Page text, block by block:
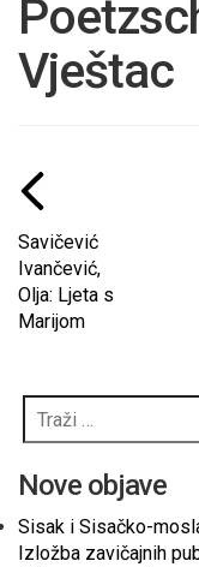
Vještac
Savičević
Ivančević,
Olja: Ljeta s
Marijom
Nove objave
Sisak i Sisačko-
Izložba zavičajnih